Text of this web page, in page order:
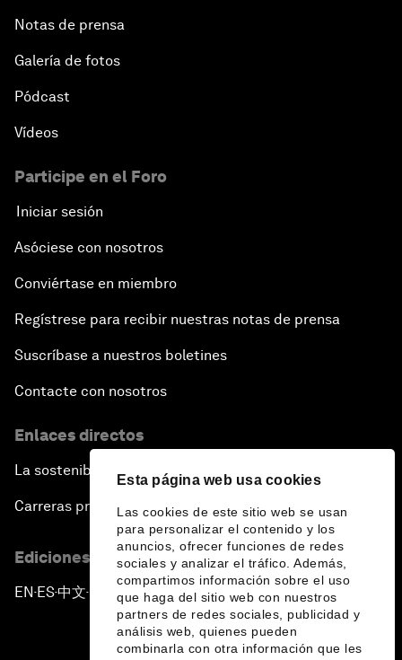
Esta página web usa cookies
Las cookies de este sitio web se usan
para personalizar el contenido y los
anuncios, ofrecer funciones de redes
sociales y analizar el tráfico. Además,
compartimos información sobre el uso
que haga del sitio web con nuestros
partners de redes sociales, publicidad y
análisis web, quienes pueden
combinarla con otra información que les
Notas de prensa
Galería de fotos
Pódcast
Vídeos
Participe en el Foro
Iniciar sesión
Asóciese con nosotros
Conviértase en miembro
Regístrese para recibir nuestras notas de prensa
Suscríbase a nuestros boletines
Contacte con nosotros
Enlaces directos
La sostenibilidad en el Foro
Carreras profesionales
Ediciones en otros idiomas
EN ▪ES▪中文▪ 日本語